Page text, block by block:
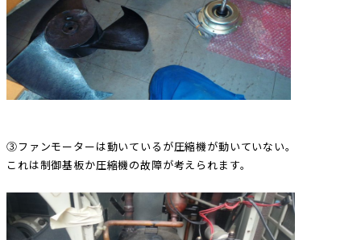
③ファンモーターは動いているが圧縮機が動いていない。
これは制御基板か圧縮機の故障が考えられます。